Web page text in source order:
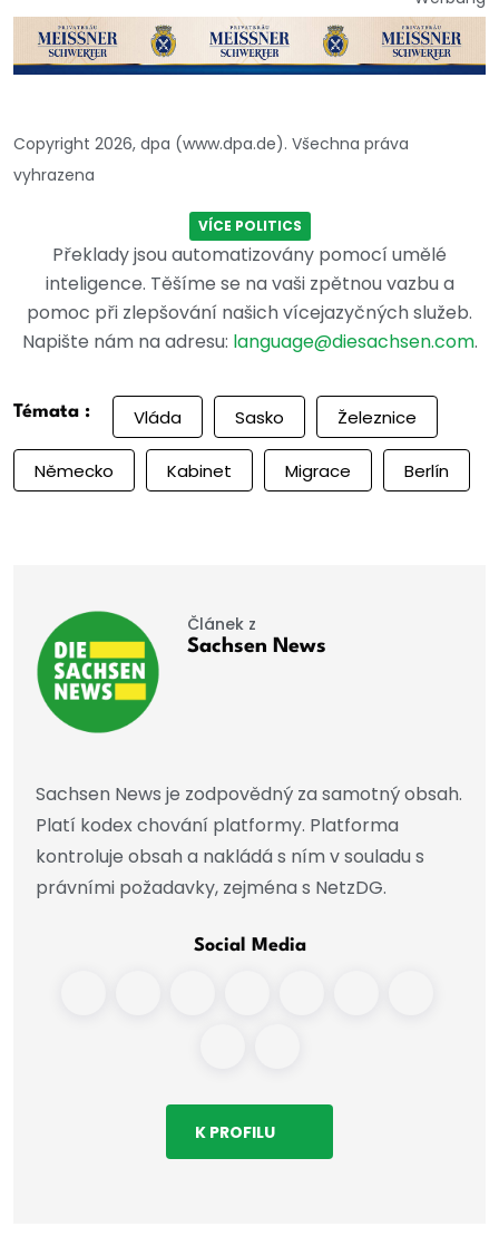
Copyright 2026, dpa (www.dpa.de). Všechna práva
vyhrazena
VÍCE POLITICS
Překlady jsou automatizovány pomocí umělé
inteligence. Těšíme se na vaši zpětnou vazbu a
pomoc při zlepšování našich vícejazyčných služeb.
Napište nám na adresu: language@diesachsen.com.
Témata : Vláda Sasko Železnice
Německo Kabinet Migrace Berlín
Článek z
Sachsen News
Sachsen News je zodpovědný za samotný obsah.
Platí kodex chování platformy. Platforma
kontroluje obsah a nakládá s ním v souladu s
právními požadavky, zejména s NetzDG.
Social Media
K PROFILU